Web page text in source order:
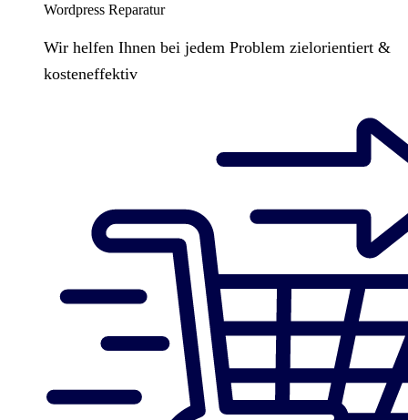
Wordpress Reparatur
Wir helfen Ihnen bei jedem Problem zielorientiert &
kosteneffektiv